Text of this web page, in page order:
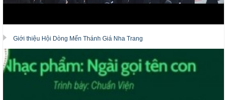
Giới thiệu Hội Dòng Mến Thánh Giá Nha Trang